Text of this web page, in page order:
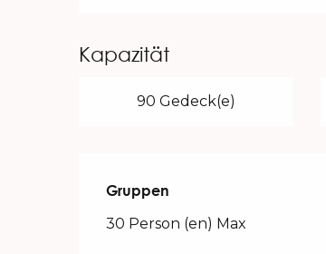
Kapazität
90 Gedeck(e)
Gruppen
Gruppen
30 Person (en) Max